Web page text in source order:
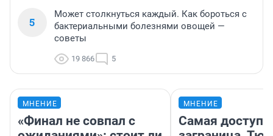
5
Может столкнуться каждый. Как бороться с
бактериальными болезнями овощей —
советы
19 866 5
МНЕНИЕ
«Финал не совпал с
МНЕНИЕ
Самая